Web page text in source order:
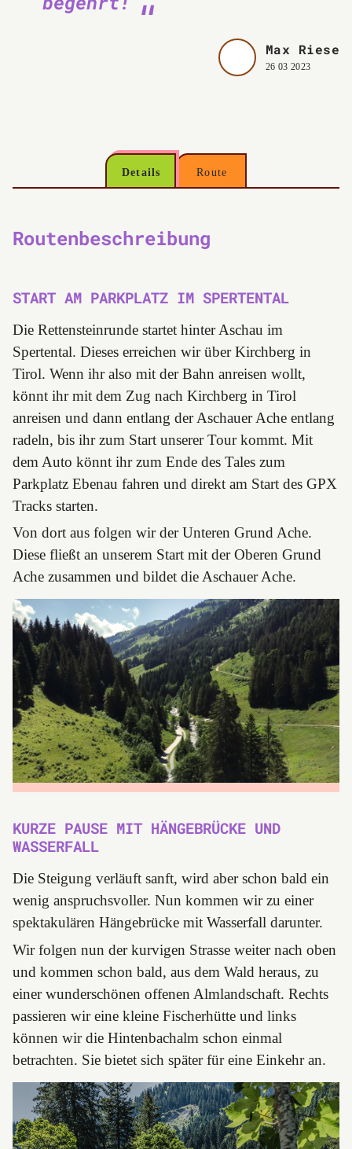
Max Riese
26 03 2023
Details Route
Routenbeschreibung
START AM PARKPLATZ IM SPERTENTAL
Die Rettensteinrunde startet hinter Aschau im
Spertental. Dieses erreichen wir über Kirchberg in
Tirol. Wenn ihr also mit der Bahn anreisen wollt,
könnt ihr mit dem Zug nach Kirchberg in Tirol
anreisen und dann entlang der Aschauer Ache entlang
radeln, bis ihr zum Start unserer Tour kommt. Mit
dem Auto könnt ihr zum Ende des Tales zum
Parkplatz Ebenau fahren und direkt am Start des GPX
Tracks starten.
Von dort aus folgen wir der Unteren Grund Ache.
Diese fließt an unserem Start mit der Oberen Grund
Ache zusammen und bildet die Aschauer Ache.
KURZE PAUSE MIT HÄNGEBRÜCKE UND
WASSERFALL
Die Steigung verläuft sanft, wird aber schon bald ein
wenig anspruchsvoller. Nun kommen wir zu einer
spektakulären Hängebrücke mit Wasserfall darunter.
Wir folgen nun der kurvigen Strasse weiter nach oben
und kommen schon bald, aus dem Wald heraus, zu
einer wunderschönen offenen Almlandschaft. Rechts
passieren wir eine kleine Fischerhütte und links
können wir die Hintenbachalm schon einmal
betrachten. Sie bietet sich später für eine Einkehr an.